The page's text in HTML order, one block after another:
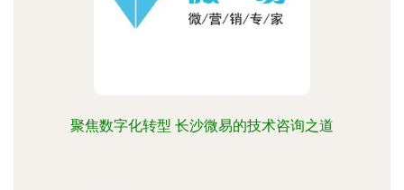
聚焦数字化转型 长沙微易的技术咨询之道